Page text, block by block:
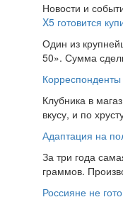
Новости и
X5 готовится
Один из
50». Сумма
Клубника в
вкусу, и по
Адаптация на
За три года
граммов.
Россияне не